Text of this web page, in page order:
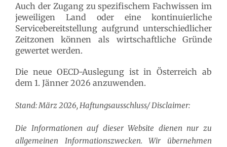
Auch der Zugang zu spezifischem Fachwissen im
jeweiligen Land oder eine kontinuierliche
Servicebereitstellung aufgrund unterschiedlicher
Zeitzonen können als wirtschaftliche Gründe
gewertet werden.
Die neue OECD-Auslegung ist in Österreich ab
dem 1. Jänner 2026 anzuwenden.
Stand: März 2026, Haftungsausschluss/ Disclaimer:
Die Informationen auf dieser Website dienen nur zu
allgemeinen Informationszwecken. Wir übernehmen